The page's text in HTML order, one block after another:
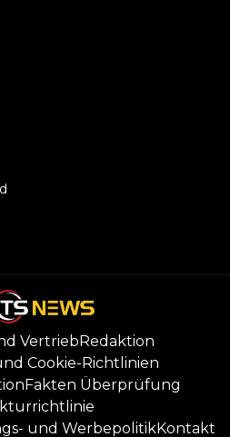
VertriebRedaktion
Cookie-Richtlinien
Fakten Überprüfung
und WerbepolitikKontakt